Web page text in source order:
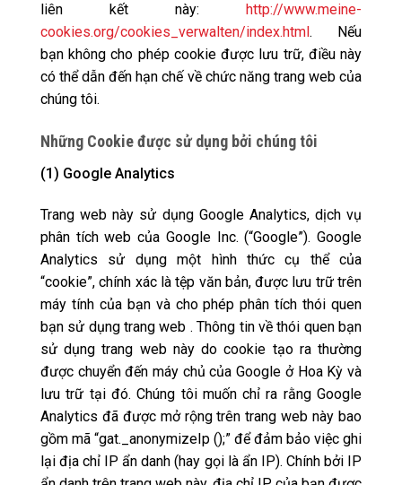
liên kết này: http://www.meine-
cookies.org/cookies_verwalten/index.html. Nếu
bạn không cho phép cookie được lưu trữ, điều này
có thể dẫn đến hạn chế về chức năng trang web của
chúng tôi.
Những Cookie được sử dụng bởi chúng tôi
(1) Google Analytics
Trang web này sử dụng Google Analytics, dịch vụ
phân tích web của Google Inc. (“Google”). Google
Analytics sử dụng một hình thức cụ thể của
“cookie”, chính xác là tệp văn bản, được lưu trữ trên
máy tính của bạn và cho phép phân tích thói quen
bạn sử dụng trang web . Thông tin về thói quen bạn
sử dụng trang web này do cookie tạo ra thường
được chuyển đến máy chủ của Google ở Hoa Kỳ và
lưu trữ tại đó. Chúng tôi muốn chỉ ra rằng Google
Analytics đã được mở rộng trên trang web này bao
gồm mã “gat._anonymizeIp ();” để đảm bảo việc ghi
lại địa chỉ IP ẩn danh (hay gọi là ẩn IP). Chính bởi IP